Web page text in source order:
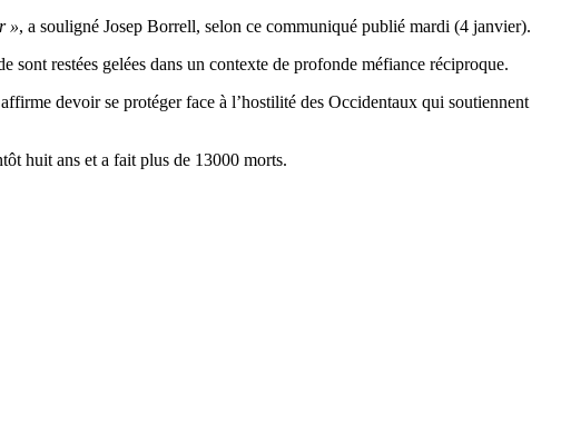
», a souligné Josep Borrell, selon ce communiqué publié mardi (4 janvier).
sont restées gelées dans un contexte de profonde méfiance réciproque.
devoir se protéger face à l’hostilité des Occidentaux qui soutiennent
huit ans et a fait plus de 13000 morts.